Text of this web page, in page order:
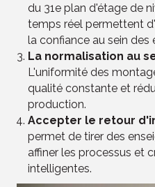
du 31e plan d'étage de
temps réel permettent
la confiance au sein des
La normalisation au
L'uniformité des
qualité constante et
production.
Accepter le retour
permet de tirer des
affiner les processus et
intelligentes.